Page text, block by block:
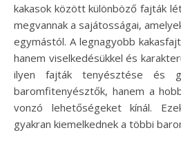
kakasok között különböző fajták
megvannak a sajátosságai,
egymástól. A legnagyobb
hanem viselkedésükkel és
ilyen fajták tenyésztése és
baromfitenyésztők, hanem a
vonzó lehetőségeket kínál.
gyakran kiemelkednek a többi